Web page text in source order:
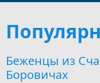
Беженцы из
Боровичах